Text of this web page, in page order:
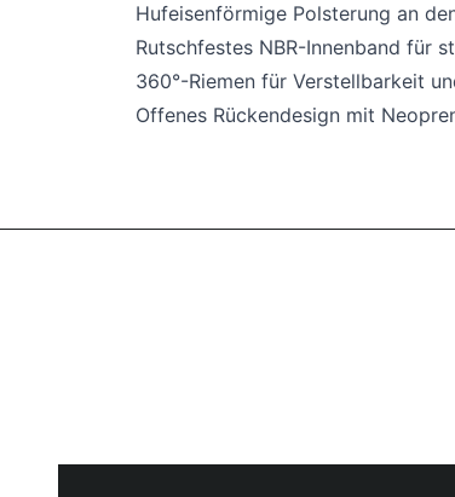
Hufeisenförmige Polsterung an
Rutschfestes NBR-Innenband für
360°-Riemen für Verstellbarkeit
Offenes Rückendesign mit